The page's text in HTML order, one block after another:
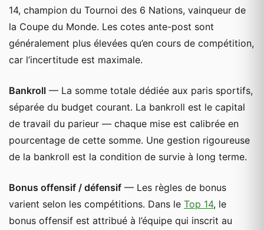
14, champion du Tournoi des 6 Nations, vainqueur de
la Coupe du Monde. Les cotes ante-post sont
généralement plus élevées qu’en cours de compétition,
car l’incertitude est maximale.
Bankroll — La somme totale dédiée aux paris sportifs,
séparée du budget courant. La bankroll est le capital
de travail du parieur — chaque mise est calibrée en
pourcentage de cette somme. Une gestion rigoureuse
de la bankroll est la condition de survie à long terme.
Bonus offensif / défensif — Les règles de bonus
varient selon les compétitions. Dans le Top 14, le
bonus offensif est attribué à l’équipe qui inscrit au